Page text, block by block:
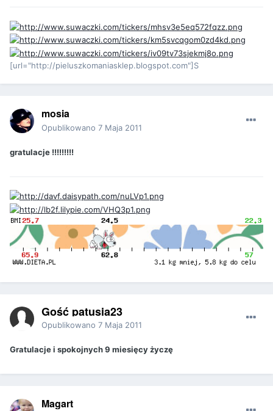
[url="http://pieluszkomaniasklep.blogspot.com"]S
mosia
Opublikowano 7 Maja 2011
gratulacje !!!!!!!!!
Gość patusia23
Opublikowano 7 Maja 2011
Gratulacje i spokojnych 9 miesięcy życzę
Magart